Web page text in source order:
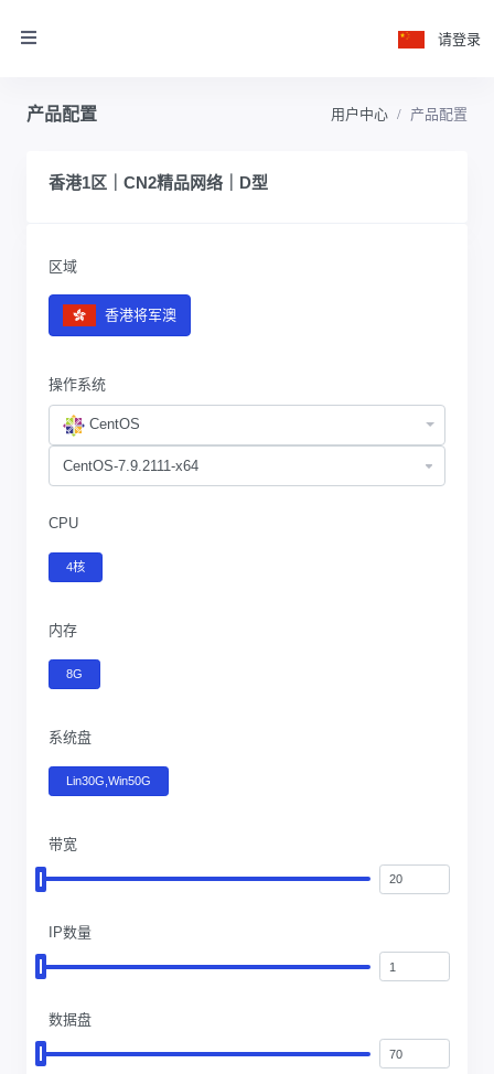
请登录
产品配置 用户中心 产品配置
香港1区｜CN2精品网络｜D型
区域
香港将军澳
操作系统
CentOS
CPU
4核
内存
8G
系统盘
Lin30G,Win50G
带宽
IP数量
数据盘